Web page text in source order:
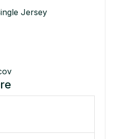
Jersey